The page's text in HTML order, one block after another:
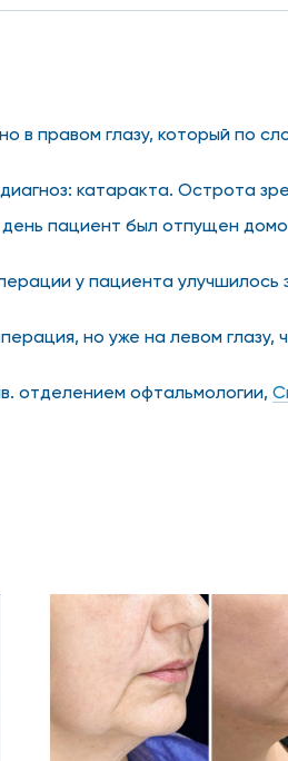
в правом глазу, который по
катаракта. Острота
пациент был отпущен
у пациента улучшилось
но уже на левом глазу,
отделением офтальмологии,